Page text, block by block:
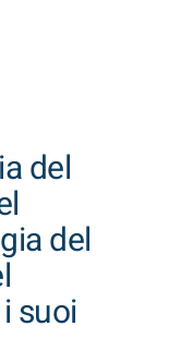
del
del
suoi